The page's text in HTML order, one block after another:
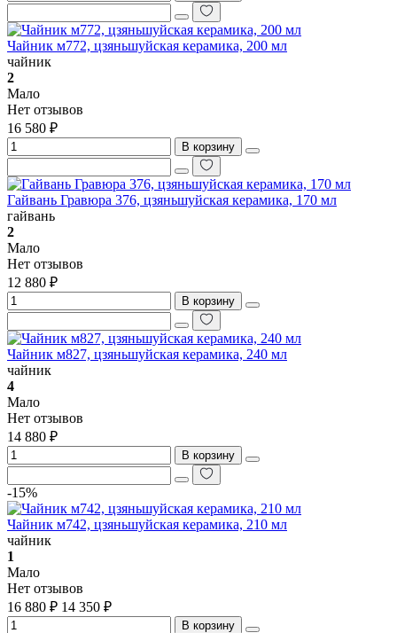
Чайник м772, цзяньшуйская керамика, 200 мл
чайник
2
Мало
Нет отзывов
16 580 ₽
В корзину
Гайвань Гравюра 376, цзяньшуйская керамика, 170 мл
гайвань
2
Мало
Нет отзывов
12 880 ₽
В корзину
Чайник м827, цзяньшуйская керамика, 240 мл
чайник
4
Мало
Нет отзывов
14 880 ₽
В корзину
-15%
Чайник м742, цзяньшуйская керамика, 210 мл
чайник
1
Мало
Нет отзывов
16 880 ₽ 14 350 ₽
В корзину